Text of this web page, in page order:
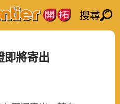
搜尋
即將寄出